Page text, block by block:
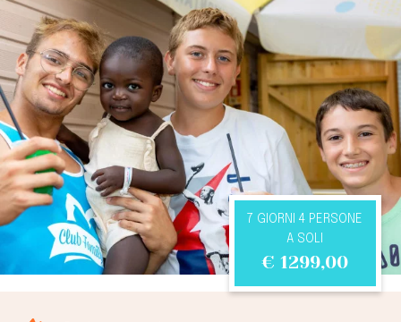
7 GIORNI 4 PERSONE
A SOLI
€ 1299,00
Contatti
Lavora con noi